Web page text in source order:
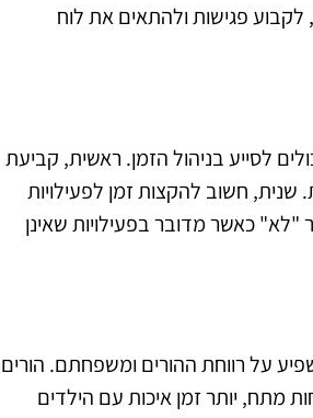
פגישות ולהתאים את לוח
לסייע בניהול הזמן. ראשית, קביעת
שנית, חשוב להקצות זמן לפעילויות
"לא" כאשר מדובר בפעילויות שאינן
על רווחת ההורים ומשפחתם. הורים
מתח, יותר זמן איכות עם הילדים